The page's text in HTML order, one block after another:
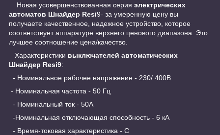
Новая усовершенствованная серия электрических
автоматов Шнайдер Resi9- за умеренную цену вы
получаете качественное, надежное устройство, которое
соответствует аппаратуре верхнего ценового диапазона. Это
лучшее соотношение цена/качество.
Характеристики выключателей автоматических
Шнайдер Resi9:
- Номинальное рабочее напряжение - 230/ 400В
- Номинальная частота - 50 Гц
- Номинальный ток - 50А
-Номинальная отключающая способность - 6 кА
- Время-токовая характеристика - С